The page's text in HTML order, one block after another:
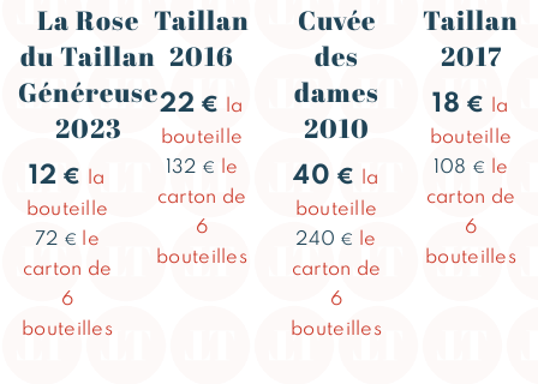
La Rose
du Taillan
Généreuse
2023
12 €
la
bouteille
72 €
le
carton de
6
bouteilles
Taillan
2016
22 €
la
bouteille
132 €
le
carton de
6
bouteilles
Cuvée
des
dames
2010
40 €
la
bouteille
240 €
le
carton de
6
bouteilles
Taillan
2017
18 €
la
bouteille
108 €
le
carton de
6
bouteilles